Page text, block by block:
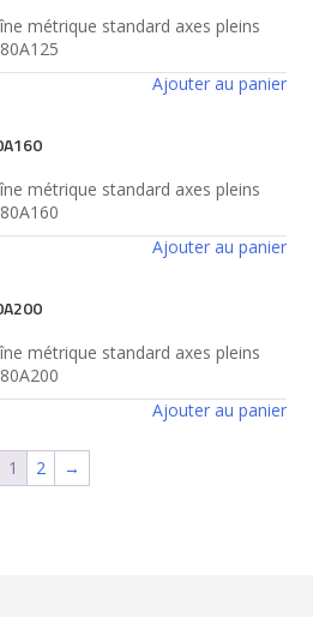
métrique standard axes pleins
Ajouter au panier
métrique standard axes pleins
Ajouter au panier
métrique standard axes pleins
Ajouter au panier
1 2 →